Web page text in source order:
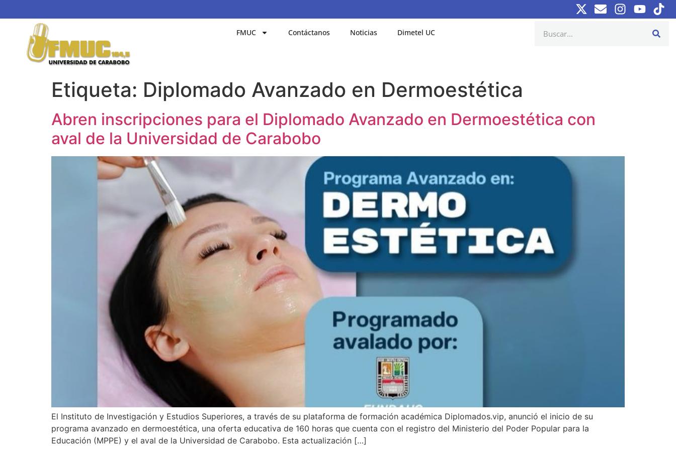
FMUC Contáctanos Noticias Dimetel UC
Etiqueta: Diplomado Avanzado en Dermoestética
Abren inscripciones para el Diplomado Avanzado en Dermoestética con
aval de la Universidad de Carabobo
El Instituto de Investigación y Estudios Superiores, a través de su plataforma de formación académica Diplomados.vip, anunció el inicio de su
programa avanzado en dermoestética, una oferta educativa de 160 horas que cuenta con el registro del Ministerio del Poder Popular para la
Educación (MPPE) y el aval de la Universidad de Carabobo. Esta actualización […]